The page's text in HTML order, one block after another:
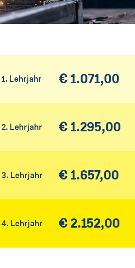
1. Lehrjahr € 1.071,00
2. Lehrjahr € 1.295,00
3. Lehrjahr € 1.657,00
4. Lehrjahr € 2.152,00